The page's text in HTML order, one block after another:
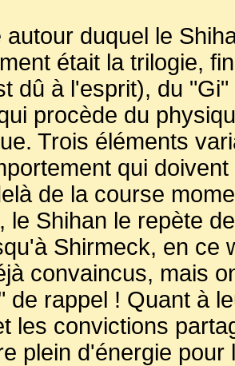
autour duquel le
était la trilogie,
dû à l'esprit), du
procède du
Trois éléments
qui
de la course
le Shihan le repète
Shirmeck, en ce
convaincus, mais
de rappel ! Quant à
les convictions
plein d'énergie